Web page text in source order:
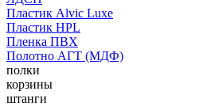
Пластик Alvic Luxe
Пластик HPL
Пленка ПВХ
Полотно АГТ (МДФ)
полки
корзины
штанги